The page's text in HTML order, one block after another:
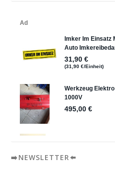
➡️NEWSLETTER⬅️